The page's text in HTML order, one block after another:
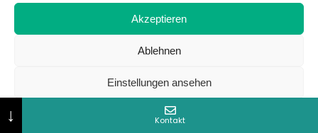
Akzeptieren
Ablehnen
Einstellungen ansehen
Datenschutzerklärung
↓ Kontakt